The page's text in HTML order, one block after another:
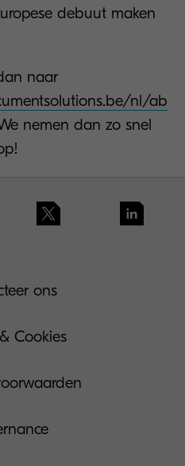
debuut maken
naar
nl/ab
nemen dan zo snel
ons
Cookies